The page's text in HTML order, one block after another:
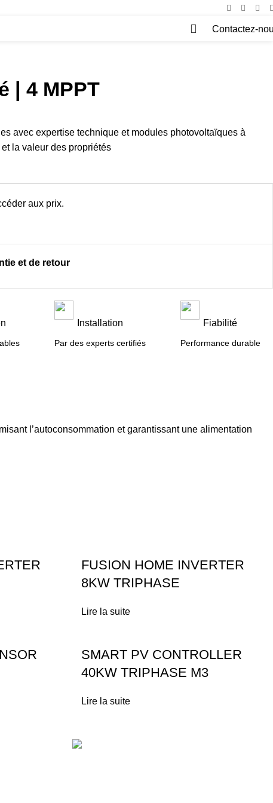
Contactez-
| 4 MPPT
avec expertise technique et modules photovoltaïques à
la valeur des propriétés
aux prix.
et de retour
Installation
Par des experts certifiés
Fiabilité
Performance durable
l’autoconsommation et garantissant une alimentation
FUSION HOME INVERTER
8KW TRIPHASE
Lire la suite
SMART PV CONTROLLER
40KW TRIPHASE M3
Lire la suite